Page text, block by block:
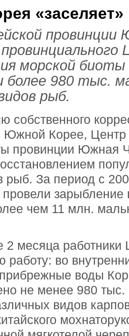
провинции
морской
более 980 тыс.
рыб.
собственного
Южной Корее, Центр
провинции Южная
рыб. За период с
зарыбление
чем 11 млн.
2 месяца работники
работу: во
воды
не менее 980 тыс.
видов